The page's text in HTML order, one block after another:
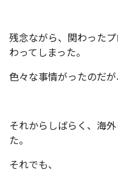
残念ながら、関わった
わってしまった。
色々な事情がったのだが
それからしばらく、海
た。
それでも、